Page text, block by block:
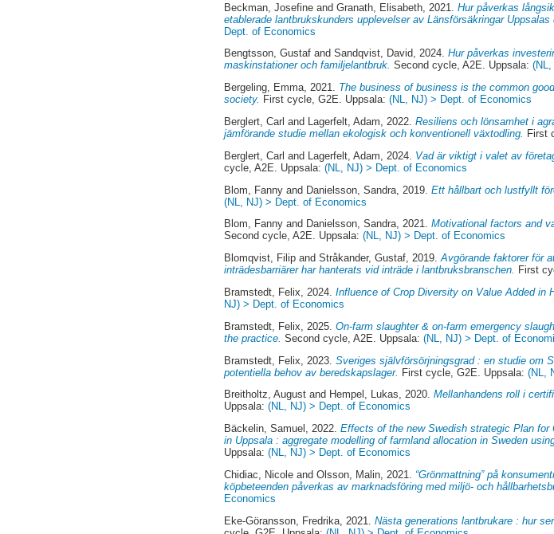
Beckman, Josefine andGranath, Elisabeth , 2021.Hur påverkas
etablerade lantbrukskunders upplevelser av Länsförsäkringar Uppsalas
Dept. of Economics
Bengtsson, Gustaf andSandqvist, David, 2024.Hur påverkas
maskinstationer och familjelantbruk. Second cycle, A2E. Uppsala:
Bergeling, Emma, 2021. The business of business is the common
society. First cycle, G2E. Uppsala:(NL, NJ) > Dept. of Economics
Berglert, Carl and Lagerfelt, Adam , 2022.Resiliens och lönsamhet i
jämförande studie mellan ekologisk och konventionell växtodling.
First
Berglert, Carl and Lagerfelt, Adam , 2024. Vad är viktigt i valet av
cycle, A2E. Uppsala:(NL, NJ) > Dept. of Economics
Blom, Fanny and Danielsson, Sandra , 2019.Ett hållbart och lustfyllt
(NL, NJ) > Dept. of Economics
Blom, Fanny and Danielsson, Sandra, 2021.Motivational factors and
Second cycle, A2E. Uppsala:(NL, NJ) > Dept. of Economics
Blomqvist, Filip andStråkander, Gustaf, 2019.Avgörande faktorer för
inträdesbarriärer har hanterats vid inträde i lantbruksbranschen. First
Bramstedt, Felix , 2024.Influence of Crop Diversity on Value Added in
NJ) > Dept. of Economics
Bramstedt, Felix , 2025.On-farm slaughter & on-farm emergency
the practice. Second cycle, A2E. Uppsala:(NL, NJ) > Dept. of
Bramstedt, Felix , 2023.Sveriges självförsörjningsgrad : en studie om
potentiella behov av beredskapslager. First cycle, G2E. Uppsala:(NL,
Breitholtz, August and Hempel, Lukas, 2020.Mellanhandens roll i
Uppsala:(NL, NJ) > Dept. of Economics
Bäckelin, Samuel , 2022.Effects of the new Swedish strategic Plan for
in Uppsala : aggregate modelling of farmland allocation in Sweden
Uppsala:(NL, NJ) > Dept. of Economics
Chidiac, Nicole andOlsson, Malin , 2021. “Grönmattning” på
köpbeteenden påverkas av marknadsföring med miljö- och
Economics
Eke-Göransson, Fredrika , 2021.Nästa generations lantbrukare : hur